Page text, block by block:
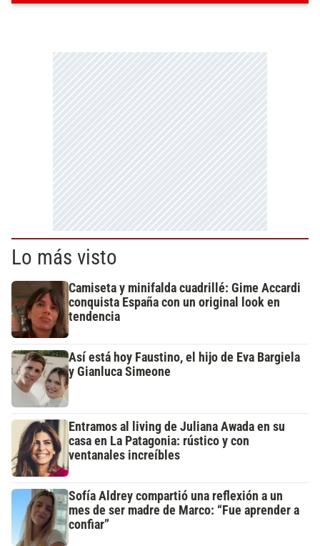
Lo más visto
Camiseta y minifalda cuadrillé: Gime Accardi
conquista España con un original look en
tendencia
Así está hoy Faustino, el hijo de Eva Bargiela
y Gianluca Simeone
Entramos al living de Juliana Awada en su
casa en La Patagonia: rústico y con
ventanales increíbles
Sofía Aldrey compartió una reflexión a un
mes de ser madre de Marco: “Fue aprender a
confiar”